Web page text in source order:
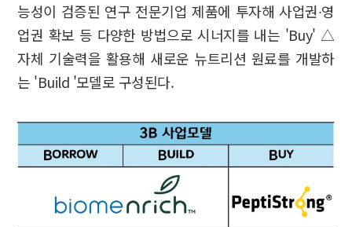
능성이 검증된 연구 전문기업 제품에 투자해 사업권∙영
업권 확보 등 다양한 방법으로 시너지를 내는 'Buy' △
자체 기술력을 활용해 새로운 뉴트리션 원료를 개발하
는 'Build '모델로 구성된다.